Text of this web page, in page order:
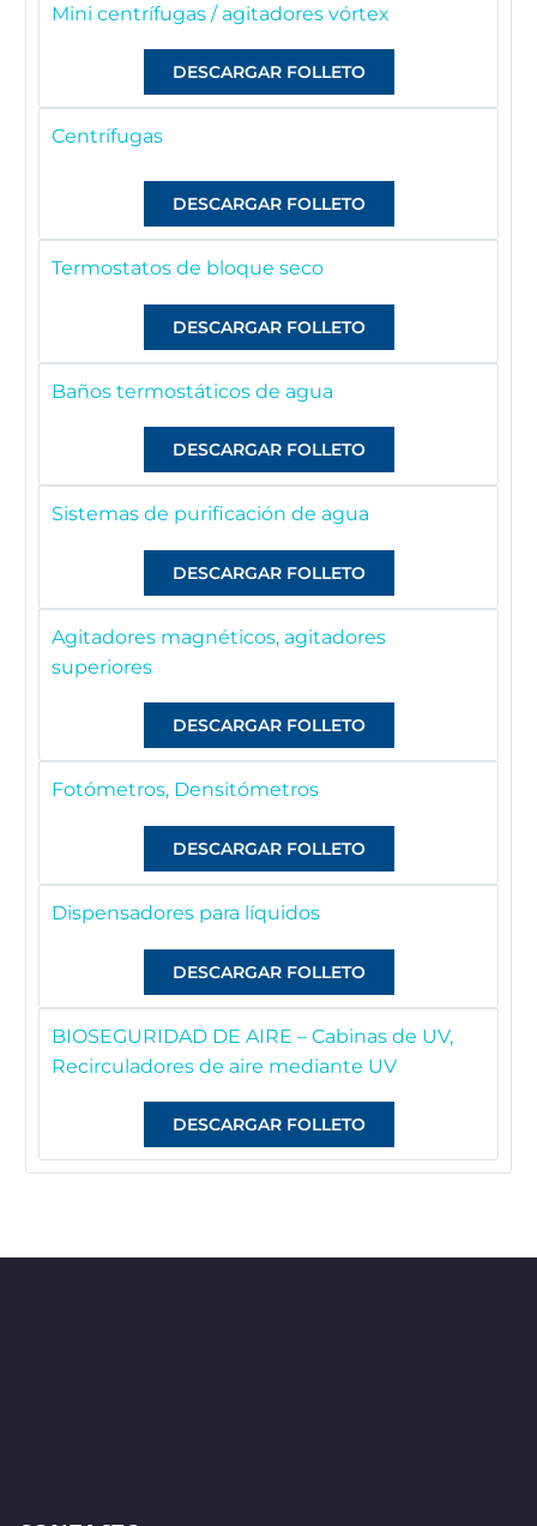
Mini centrífugas / agitadores vórtex
DESCARGAR FOLLETO
Centrífugas
DESCARGAR FOLLETO
Termostatos de bloque seco
DESCARGAR FOLLETO
Baños termostáticos de agua
DESCARGAR FOLLETO
Sistemas de purificación de agua
DESCARGAR FOLLETO
Agitadores magnéticos, agitadores
superiores
DESCARGAR FOLLETO
Fotómetros, Densitómetros
DESCARGAR FOLLETO
Dispensadores para líquidos
DESCARGAR FOLLETO
BIOSEGURIDAD DE AIRE – Cabinas de UV,
Recirculadores de aire mediante UV
DESCARGAR FOLLETO